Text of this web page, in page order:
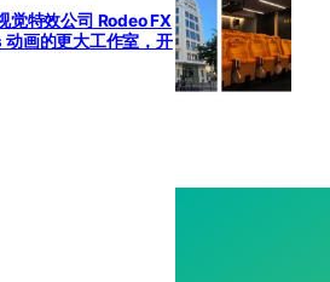
觉特效公司 Rodeo FX
画的更大工作室，开